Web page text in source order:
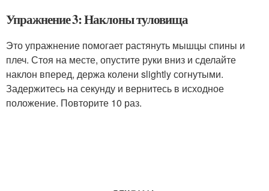
Упражнение 3: Наклоны туловища
Это упражнение помогает растянуть мышцы спины и
плеч. Стоя на месте, опустите руки вниз и сделайте
наклон вперед, держа колени slightly согнутыми.
Задержитесь на секунду и вернитесь в исходное
положение. Повторите 10 раз.